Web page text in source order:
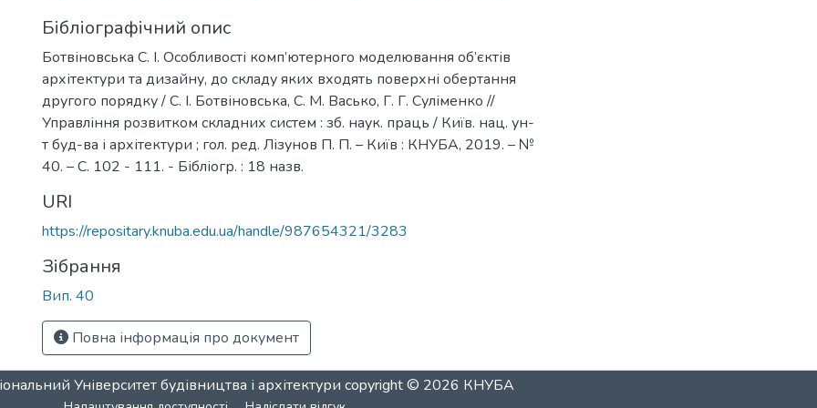
Бібліографічний опис
Ботвіновська С. І. Особливості комп’ютерного моделювання об’єктів
архітектури та дизайну, до складу яких входять поверхні обертання
другого порядку / С. І. Ботвіновська, С. М. Васько, Г. Г. Суліменко //
Управління розвитком складних систем : зб. наук. праць / Київ. нац. ун-
т буд-ва і архітектури ; гол. ред. Лізунов П. П. – Київ : КНУБА, 2019. – №
40. – С. 102 - 111. - Бібліогр. : 18 назв.
URI
https://repositary.knuba.edu.ua/handle/987654321/3283
Зібрання
Вип. 40
Повна інформація про документ
Університет будівництва і архітектури copyright © 2026 КНУБА